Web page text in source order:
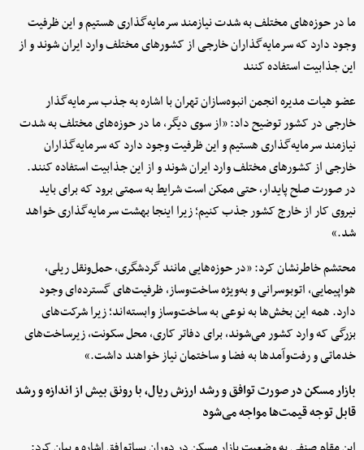
ما در حوزه‌های مختلف به شدت نیازمند سرمایه‌گذاری هستیم و این ظرفیت
وجود دارد که سرمایه‌گذاران خارجی از کشورهای مختلف وارد ایران شوند و از
این جذابیت استفاده کنند
عضو هیات مدیره انجمن انبوه‌سازان تهران با اشاره به جذب سرمایه‌گذار
خارجی در کشور توضیح داد: «از سوی دیگر، ما در حوزه‌های مختلف به شدت
نیازمند سرمایه‌گذاری هستیم و این ظرفیت وجود دارد که سرمایه‌گذاران
خارجی از کشورهای مختلف وارد ایران شوند و از این جذابیت استفاده کنند.
در صورت صلح پایدار، حتی ممکن است شرایط به سمتی برود که برای باید
نیروی کار از خارج کشور جذب کنیم؛ زیرا اینجا بهشت سرمایه‌گذاری خواهد
شد.»
محتشم خاطرنشان کرد: «در حوزه‌هایی مانند گردشگری، حمل‌ونقل ریلی،
هواپیمایی، اتوبوسرانی و به‌ویژه ساخت‌وساز، ظرفیت‌های گسترده‌ای وجود
دارد. همه این بخش‌ها به نوعی به ساخت‌وساز وابسته‌اند؛ زیرا شرکت‌های
بزرگی که وارد کشور می‌شوند، برای دفاتر کاری، محل سکونت، زیرساخت‌های
خدماتی و رفت‌وآمدها به فضا و ساختمان نیاز خواهند داشت.»
بازار مسکن در صورت توافق و رشد ارزش ریال، با رونق بیش از اندازه و رشد
قابل توجه قیمت‌ها مواجه می‌شود